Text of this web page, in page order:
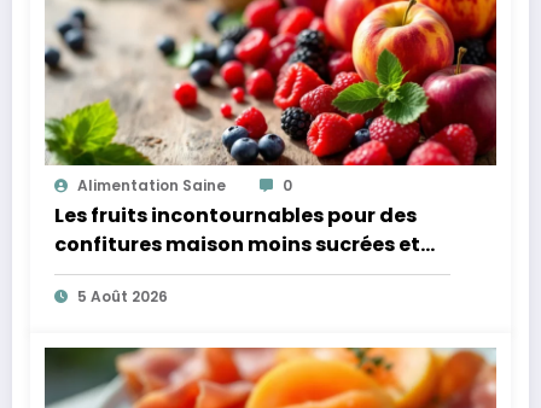
Alimentation Saine 0
Les fruits incontournables pour des
confitures maison moins sucrées et
plus légères
5 Août 2026